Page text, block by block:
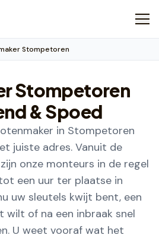
Stompetoren
Stompetoren
& Spoed
in Stompetoren
juiste adres. Vanuit de
onze monteurs in de regel
een uur ter plaatse in
uw sleutels kwijt bent, een
wilt of na een inbraak snel
U weet vooraf wat het